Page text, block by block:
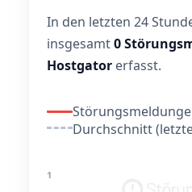
In den letzten 24
insgesamt0
Hostgator erfasst.
Durchschnitt
1